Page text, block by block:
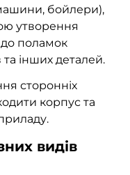
бойлери),
утворення
поламок
та інших деталей.
сторонніх
корпус та
видів